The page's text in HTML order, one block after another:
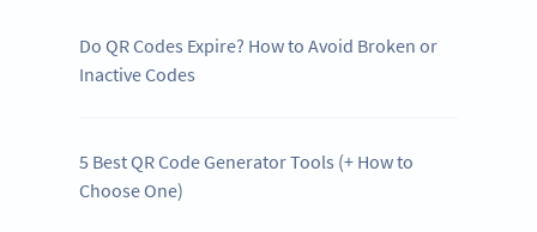
Do QR Codes Expire? How to Avoid Broken or
Inactive Codes
5 Best QR Code Generator Tools (+ How to
Choose One)